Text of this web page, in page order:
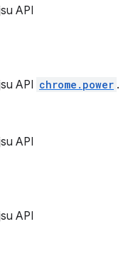
API
API chrome.power .
API
API